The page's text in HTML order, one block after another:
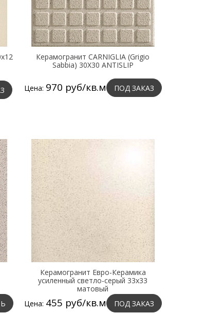
Керамогранит CARNIGLIA (Grigio
Sabbia) 30X30 ANTISLIP
Цена: 970 руб/кв.м ПОД ЗАКАЗ
Керамогранит Евро-Керамика
усиленный светло-серый 33х33
матовый
Цена: 455 руб/кв.м ПОД ЗАКАЗ